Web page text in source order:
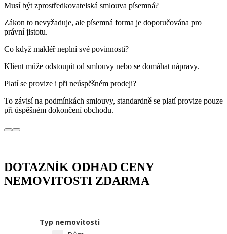
Musí být zprostředkovatelská smlouva písemná?
Zákon to nevyžaduje, ale písemná forma je doporučována pro
právní jistotu.
Co když makléř neplní své povinnosti?
Klient může odstoupit od smlouvy nebo se domáhat nápravy.
Platí se provize i při neúspěšném prodeji?
To závisí na podmínkách smlouvy, standardně se platí provize pouze
při úspěšném dokončení obchodu.
DOTAZNÍK ODHAD CENY
NEMOVITOSTI ZDARMA
Typ nemovitosti